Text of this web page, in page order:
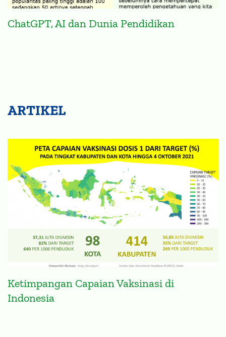
ChatGPT, AI dan Dunia Pendidikan
ARTIKEL
Ketimpangan Capaian Vaksinasi di
Indonesia